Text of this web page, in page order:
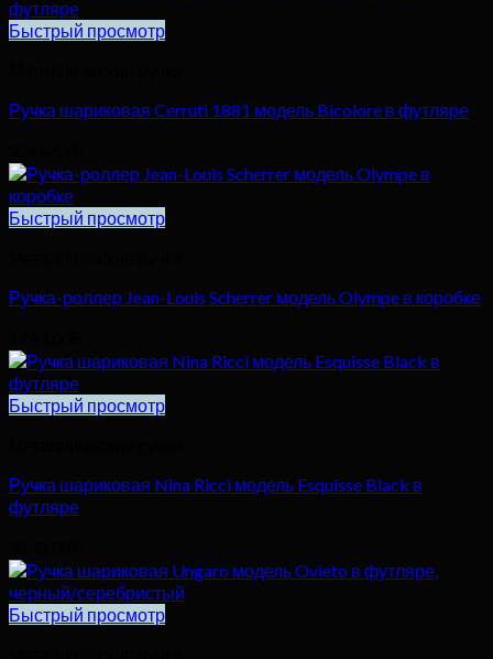
Быстрый просмотр
Ручка шариковая Cerruti 1881 модель Bicolore в футляре
Быстрый просмотр
Ручка-роллер Jean-Louis Scherrer модель Olympe в коробке
Быстрый просмотр
Ручка шариковая Nina Ricci модель Esquisse Black в
футляре
Быстрый просмотр